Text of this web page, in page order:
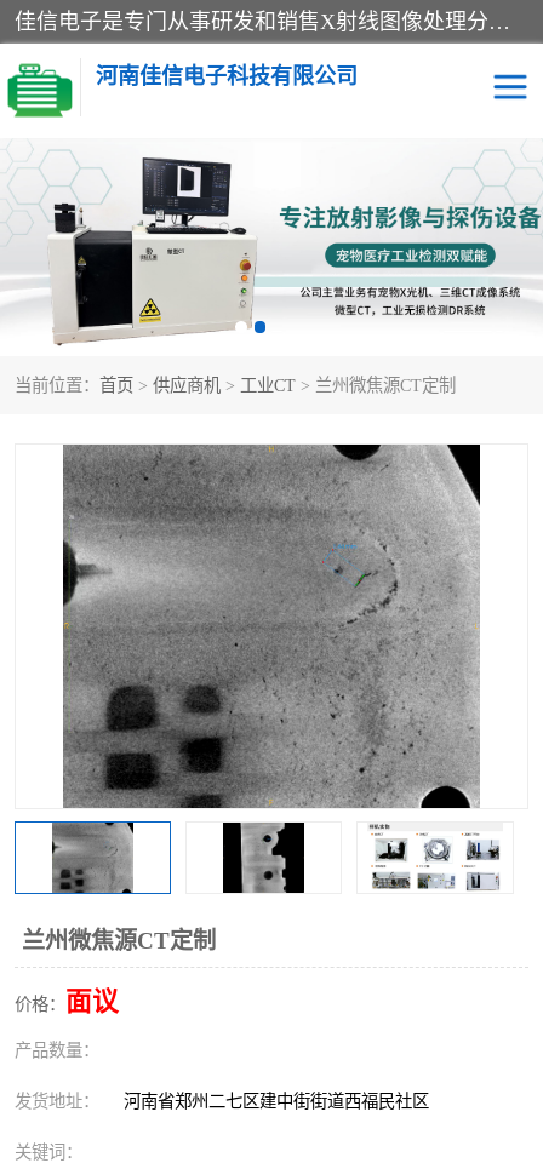
佳信电子是专门从事研发和销售X射线图像处理分析和X射线设备的高端技术公司，先进的图像处理技术帮助用户更加准确的判断图像，为科研和检测提供可靠保证，现有产品包括电力GIS探伤X射线检测系统，电力耐张线夹探伤X射线检测系统，便携式X射线，兽用图像的增强软件工具包，工业和兽用便携式DR，实验室CT，桌面CT等。
河南佳信电子科技有限公司
当前位置： 首页 > 供应商机 > 工业CT > 兰州微焦源CT定制
兰州微焦源CT定制
价格： 面议
产品数量：
发货地址： 河南省郑州二七区建中街街道西福民社区
关键词：
宠物X光机DR 电力探伤仪GIS探伤仪
电力探伤仪耐张线夹探伤
仪
微焦点射线源
工业CT
C型臂 口腔牙科X光机DR
管道焊缝探伤X光机DR 牛马羊大动物兽用DR